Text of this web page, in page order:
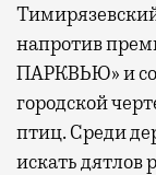
напротив
ПАРКВЬЮ» и
городской
птиц. Среди
искать дятлов